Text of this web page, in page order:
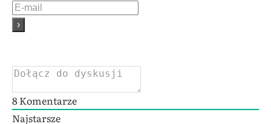
8Komentarze
Najstarsze